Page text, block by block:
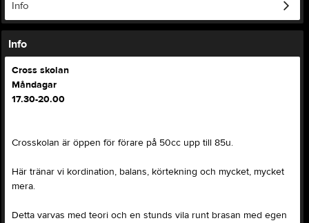
Info
Info
Cross skolan
Måndagar
17.30-20.00
Crosskolan är öppen för förare på 50cc upp till 85u.
Här tränar vi kordination, balans, körtekning och mycket, mycket
mera.
Detta varvas med teori och en stunds vila runt brasan med egen